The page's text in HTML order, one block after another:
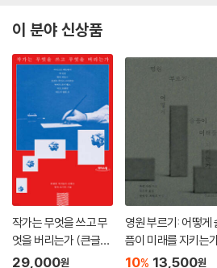
아버지를 이해시키기 위한 것이었을 수도,
모든 굴종과 불안을 고백하기 위한 것이었을
묘한 문장은 이제 그의 세계를 이해하려는
이 분야 신상품
작가는 무엇을 쓰고 무
엇을 버리는가 (큰글자
도서)
29,000원
영원 부르기: 어떻게
픔이 미래를 지키는
10% 13,500원